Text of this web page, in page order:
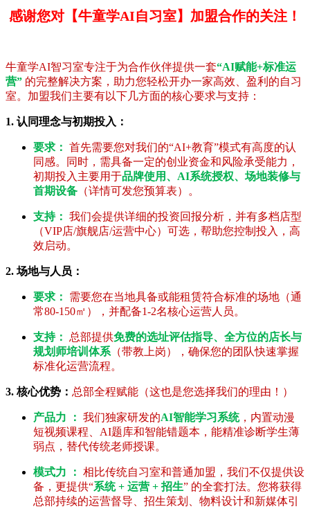
感谢您对【牛童学AI自习室】加盟合作的关注！
牛童学AI智习室专注于为合作伙伴提供一套“AI赋能+标准运
营” 的完整解决方案，助力您轻松开办一家高效、盈利的自习
室。加盟我们主要有以下几方面的核心要求与支持：
1. 认同理念与初期投入：
要求： 首先需要您对我们的“AI+教育”模式有高度的认
同感。同时，需具备一定的创业资金和风险承受能力，
初期投入主要用于品牌使用、AI系统授权、场地装修与
首期设备 （详情可发您预算表）。
支持： 我们会提供详细的投资回报分析，并有多档店型
（VIP店/旗舰店/运营中心）可选，帮助您控制投入，高
效启动。
2. 场地与人员：
要求：
需要您在当地具备或能租赁符合标准的场地（通
常80-150㎡），并配备1-2名核心运营人员。
支持： 总部提供免费的选址评估指导、全方位的店长与
规划师培训体系 （带教上岗），确保您的团队快速掌握
标准化运营流程。
3. 核心优势： 总部全程赋能（这也是您选择我们的理由！）
产品力 ： 我们独家研发的AI智能学习系统，内置动漫
短视频课程、AI题库和智能错题本，能精准诊断学生薄
弱点，替代传统老师授课。
模式力 ： 相比传统自习室和普通加盟，我们不仅提供设
备，更提供“系统 + 运营 + 招生” 的全套打法。您将获得
总部持续的运营督导、招生策划、物料设计和新媒体引